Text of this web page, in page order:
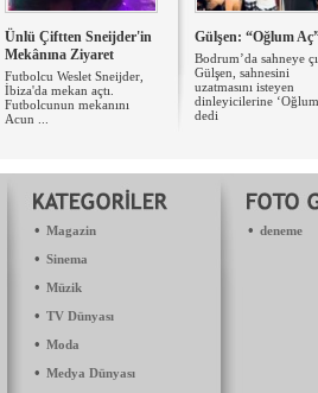
Ünlü Çiftten Sneijder'in
Mekânına Ziyaret
Futbolcu Weslet Sneijder,
İbiza'da mekan açtı.
Futbolcunun mekanını
Acun ...
Gülşen: “Oğlum
Bodrum’da sahneye
Gülşen, sahnesini
uzatmasını isteyen
dinleyicilerine ‘Oğlum
dedi
• Magazin
• Sinema
• Müzik
• TV Dünyası
• Moda
• Medya Dünyası
• deneme